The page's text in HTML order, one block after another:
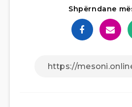
Shpërndane